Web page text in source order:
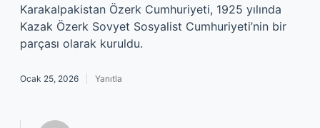
Karakalpakistan Özerk Cumhuriyeti, 1925 yılında
Kazak Özerk Sovyet Sosyalist Cumhuriyeti’nin bir
parçası olarak kuruldu.
Ocak 25, 2026 Yanıtla